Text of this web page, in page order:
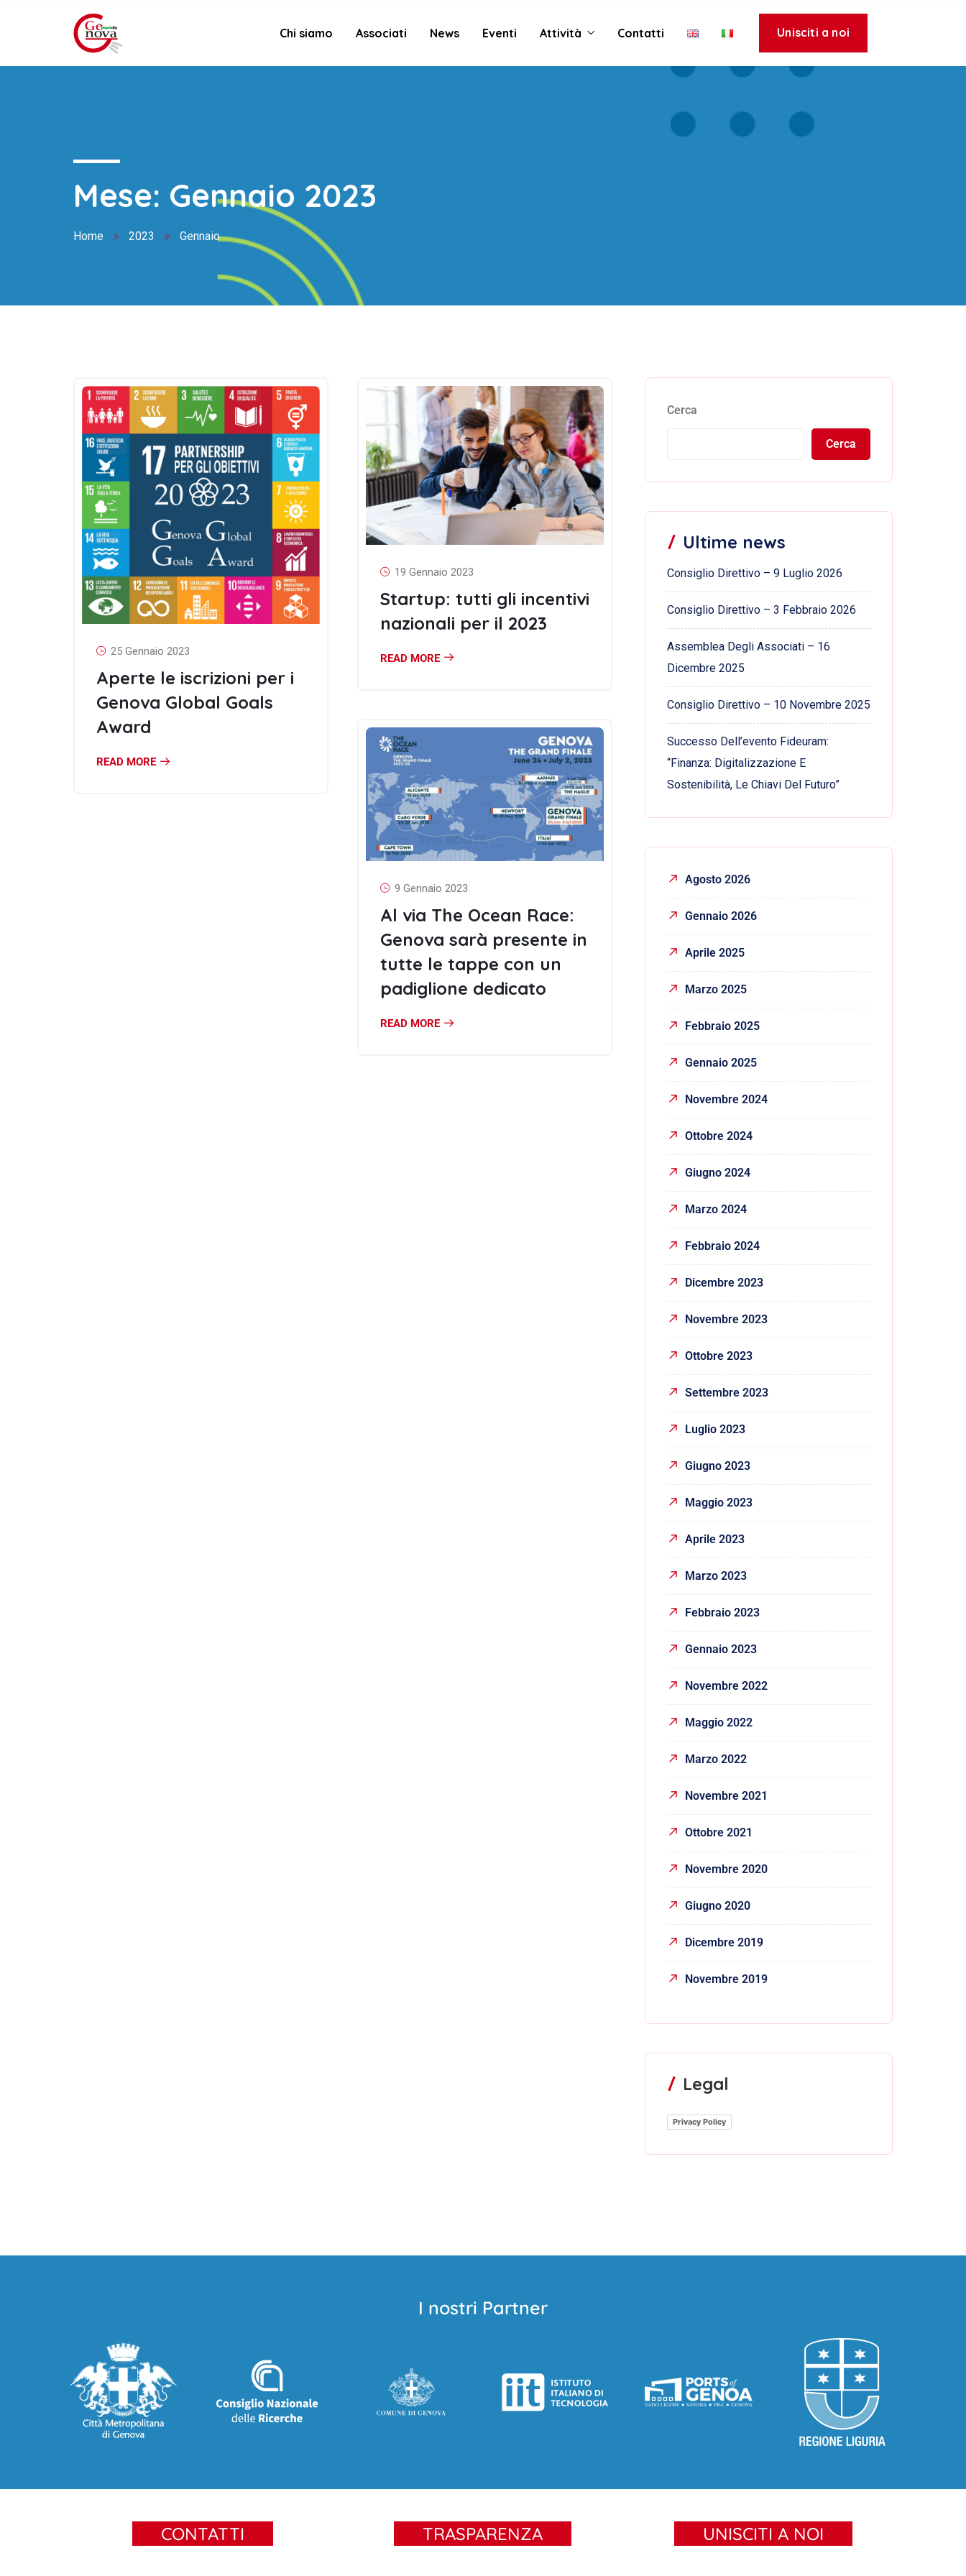
Chi siamo Associati News Eventi Attività Contatti Unisciti a noi
Mese: Gennaio 2023
Home 2023 Gennaio
25 Gennaio 2023
Aperte le iscrizioni per i
Genova Global Goals
Award
READ MORE
19 Gennaio 2023
Startup: tutti gli incentivi
nazionali per il 2023
READ MORE
9 Gennaio 2023
Al via The Ocean Race:
Genova sarà presente in
tutte le tappe con un
padiglione dedicato
READ MORE
Cerca
Cerca
Ultime news
Consiglio Direttivo – 9 Luglio 2026
Consiglio Direttivo – 3 Febbraio 2026
Assemblea Degli Associati – 16
Dicembre 2025
Consiglio Direttivo – 10 Novembre 2025
Successo Dell’evento Fideuram:
“Finanza: Digitalizzazione E
Sostenibilità, Le Chiavi Del Futuro”
Agosto 2026
Gennaio 2026
Aprile 2025
Marzo 2025
Febbraio 2025
Gennaio 2025
Novembre 2024
Ottobre 2024
Giugno 2024
Marzo 2024
Febbraio 2024
Dicembre 2023
Novembre 2023
Ottobre 2023
Settembre 2023
Luglio 2023
Giugno 2023
Maggio 2023
Aprile 2023
Marzo 2023
Febbraio 2023
Gennaio 2023
Novembre 2022
Maggio 2022
Marzo 2022
Novembre 2021
Ottobre 2021
Novembre 2020
Giugno 2020
Dicembre 2019
Novembre 2019
Legal
Privacy Policy
I nostri Partner
CONTATTI TRASPARENZA UNISCITI A NOI